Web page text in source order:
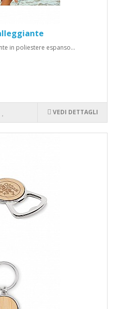
in poliestere espanso...
VEDI DETTAGLI